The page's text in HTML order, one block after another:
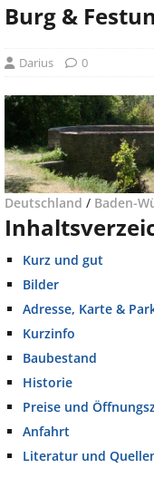
Burg &
Darius 0
Deutschland / Baden-
Kurz und gut
Bilder
Adresse, Karte &
Kurzinfo
Baubestand
Historie
Preise und
Anfahrt
Literatur und